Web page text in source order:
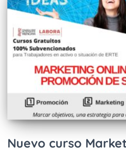
Nuevo curso